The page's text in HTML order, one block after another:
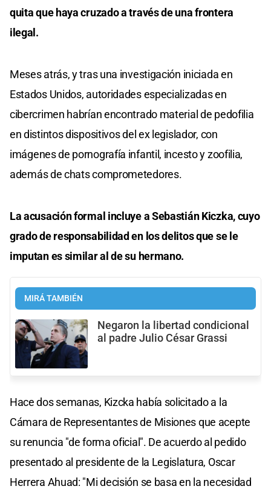
quita que haya cruzado a través de una frontera
ilegal.
Meses atrás, y tras una investigación iniciada en
Estados Unidos, autoridades especializadas en
cibercrimen habrían encontrado material de pedofilia
en distintos dispositivos del ex legislador, con
imágenes de pornografía infantil, incesto y zoofilia,
además de chats comprometedores.
La acusación formal incluye a Sebastián Kiczka, cuyo
grado de responsabilidad en los delitos que se le
imputan es similar al de su hermano.
MIRÁ TAMBIÉN
Negaron la libertad condicional
al padre Julio César Grassi
Hace dos semanas, Kizcka había solicitado a la
Cámara de Representantes de Misiones que acepte
su renuncia "de forma oficial". De acuerdo al pedido
presentado al presidente de la Legislatura, Oscar
Herrera Ahuad: "Mi decisión se basa en la necesidad